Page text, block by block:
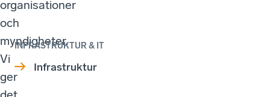
organisationer
och
myndigheter.
Vi
ger
INFRASTRUKTUR & IT
Infrastruktur